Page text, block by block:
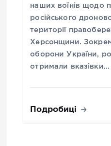
наших воїнів щодо
російського
території
Херсонщини.
оборони України,
отримали вказівки…
Подробиці